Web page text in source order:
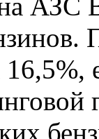
АЗС